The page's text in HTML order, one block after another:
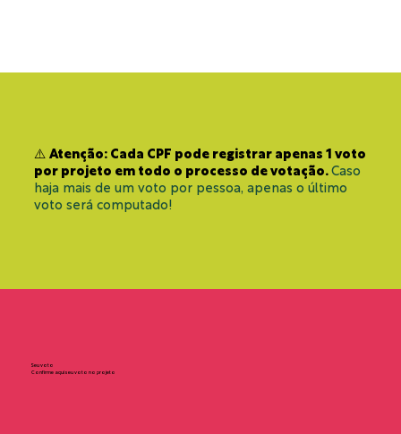
⚠️ Atenção: Cada CPF pode registrar apenas 1 voto
por projeto em todo o processo de votação.Caso
haja mais de um voto por pessoa, apenas o último
voto será computado!
Seu voto
Confirme aqui seu voto no projeto